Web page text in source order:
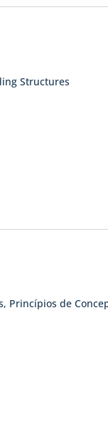
Structures
Princípios de